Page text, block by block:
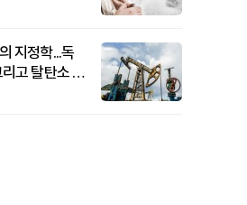
지정학...독
고 탈탄소 패